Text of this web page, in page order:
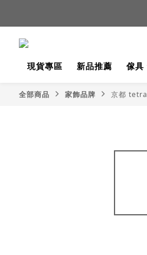
現貨專區 新品推薦 傢具
全部商品 家飾品牌 京都 tetra